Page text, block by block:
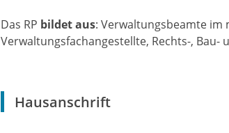
Das RP bildet aus: Verwaltungsbeamte
Verwaltungsfachangestellte, Rechts-, Bau-
Hausanschrift